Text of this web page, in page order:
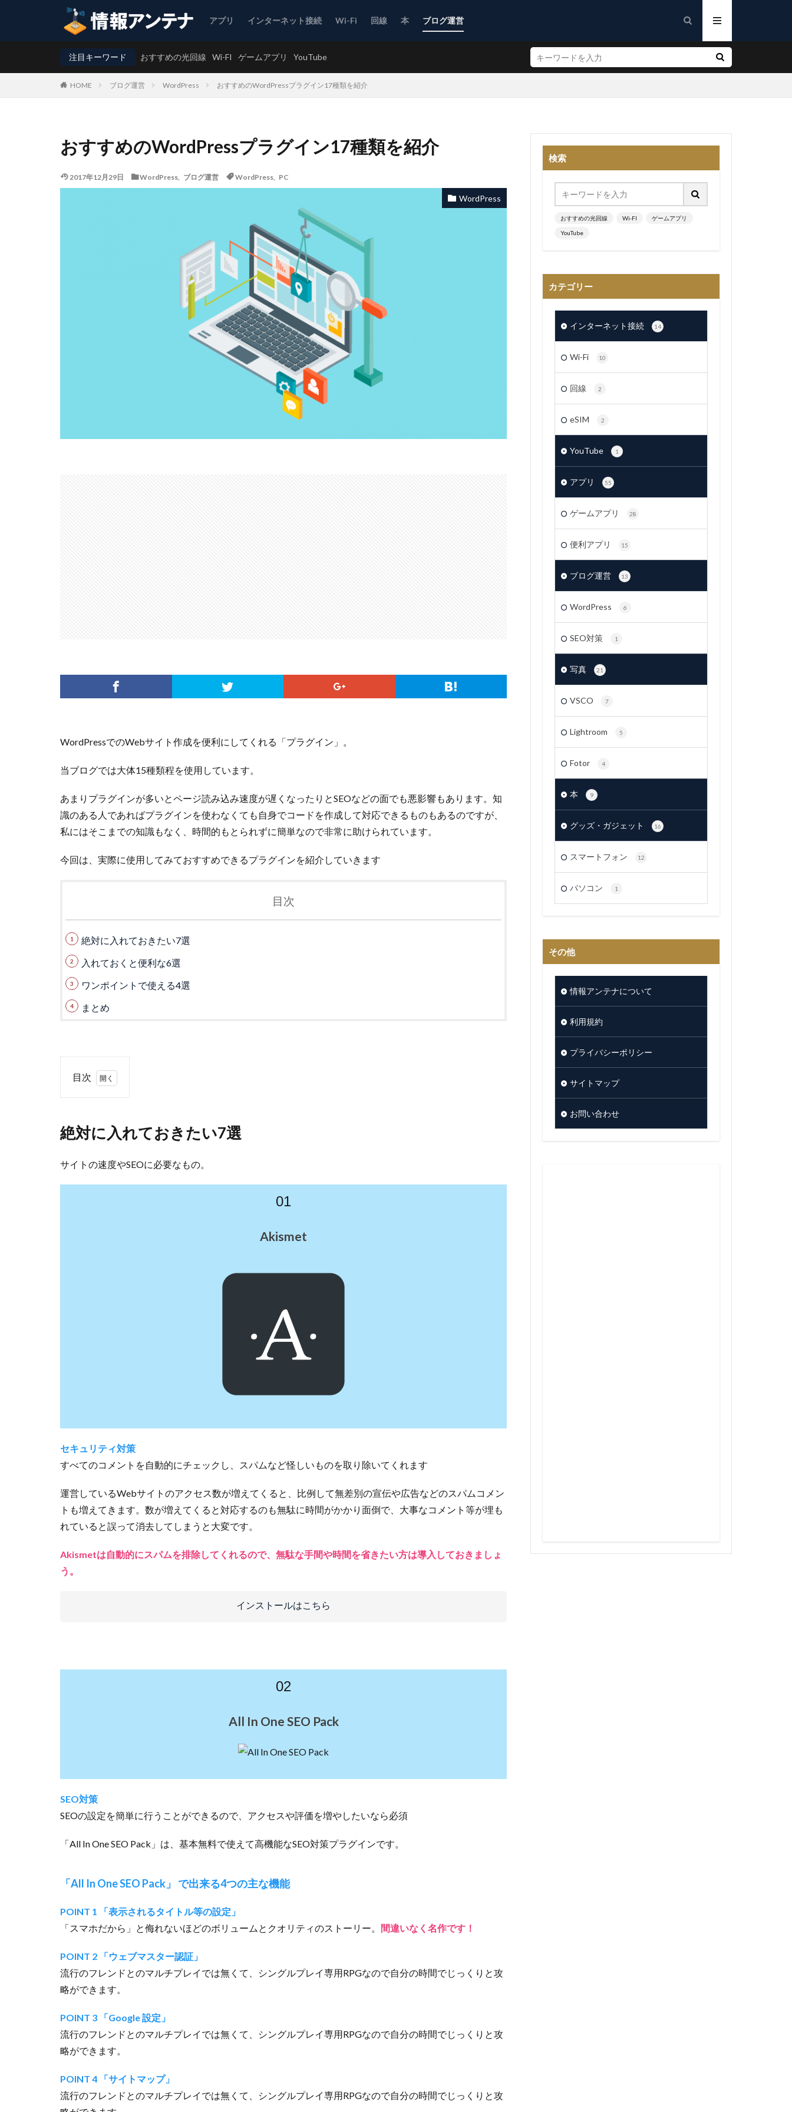
アプリ インターネット接続 Wi-Fi 回線 本 ブログ運営
注目キーワード おすすめの光回線 Wi-FI ゲームアプリ YouTube
HOME ブログ運営 WordPress おすすめのWordPressプラグイン17種類を紹介
おすすめのWordPressプラグイン17種類を紹介
2017年12月29日 WordPress ブログ運営 WordPress, PC
WordPress
WordPressでのWebサイト作成を便利にしてくれる「プラグイン」。
当ブログでは大体15種類程を使用しています。
あまりプラグインが多いとページ読み込み速度が遅くなったりとSEOなどの面でも悪影響もあります。知
識のある人であればプラグインを使わなくても自身でコードを作成して対応できるものもあるのですが、
私にはそこまでの知識もなく、時間的もとられずに簡単なので非常に助けられています。
今回は、実際に使用してみておすすめできるプラグインを紹介していきます
目次
絶対に入れておきたい7選
入れておくと便利な6選
ワンポイントで使える4選
まとめ
目次
対
に
れ
ワ
ン
イ
ン
ト
使
絶対に入れておきたい7選
サイトの速度やSEOに必要なもの。
01
Akismet
セキュリティ対策
すべてのコメントを自動的にチェックし、スパムなど怪しいものを取り除いてくれます
運営しているWebサイトのアクセス数が増えてくると、比例して無差別の宣伝や広告などのスパムコメン
トも増えてきます。数が増えてくると対応するのも無駄に時間がかかり面倒で、大事なコメント等が埋も
れていると誤って消去してしまうと大変です。
Akismetは自動的にスパムを排除してくれるので、無駄な手間や時間を省きたい方は導入しておきましょ
う。
インストールはこちら
02
All In One SEO Pack
SEO対策
SEOの設定を簡単に行うことができるので、アクセスや評価を増やしたいなら必須
「All In One SEO Pack」は、基本無料で使えて高機能なSEO対策プラグインです。
「All In One SEO Pack」 で出来る4つの主な機能
POINT 1 「表示されるタイトル等の設定」
「スマホだから」と侮れないほどのボリュームとクオリティのストーリー。
間違いなく名作です！
POINT 2 「ウェブマスター認証」
流行のフレンドとのマルチプレイでは無くて、シングルプレイ専用RPGなので自分の時間でじっくりと攻
略ができます。
POINT 3 「Google 設定」
流行のフレンドとのマルチプレイでは無くて、シングルプレイ専用RPGなので自分の時間でじっくりと攻
略ができます。
POINT 4 「サイトマップ」
流行のフレンドとのマルチプレイでは無くて、シングルプレイ専用RPGなので自分の時間でじっくりと攻
検索
おすすめの光回線 Wi-FI ゲームアプリ
YouTube
カテゴリー
インターネット接続 14
Wi-Fi 10
回線 2
eSIM 2
YouTube 1
アプリ 55
ゲームアプリ 28
便利アプリ 15
ブログ運営 13
WordPress 6
SEO対策 1
写真 21
VSCO 7
Lightroom 5
Fotor 4
本 9
グッズ・ガジェット 16
スマートフォン 12
パソコン 1
その他
情報アンテナについて
利用規約
プライバシーポリシー
サイトマップ
お問い合わせ